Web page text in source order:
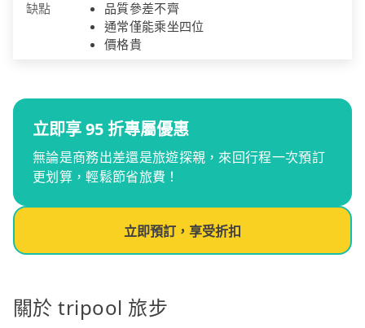
缺點
品質參差不齊
通常僅能乘坐四位
價格貴
立即享 95 折專屬優惠
無論是商務出差還是旅遊探親，來回行程一次預訂
更划算，輕鬆節省旅費！
立即預訂，享受折扣
關於 tripool 旅步